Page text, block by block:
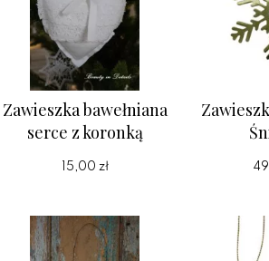
Zawieszka bawełniana
serce z koronką
15,00 zł